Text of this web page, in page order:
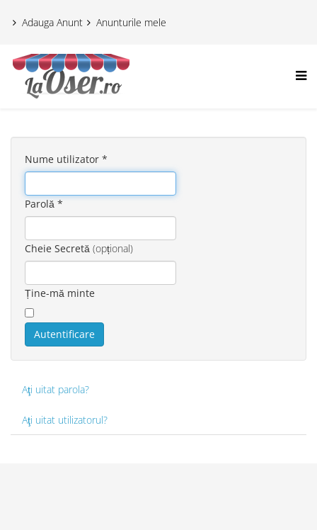
Adauga Anunt Anunturile mele
Nume utilizator *
Parolă *
Cheie Secretă (opțional)
Ține-mă minte
Autentificare
Aţi uitat parola?
Aţi uitat utilizatorul?